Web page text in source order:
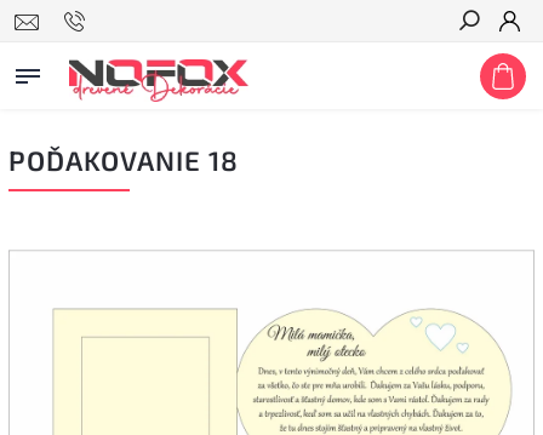
Hľadať
POĎAKOVANIE 18